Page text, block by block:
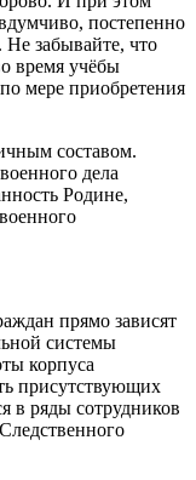
постепенно
Не забывайте, что
время учёбы
мере приобретения
составом.
дела
Родине,
прямо зависят
системы
корпуса
присутствующих
в ряды сотрудников